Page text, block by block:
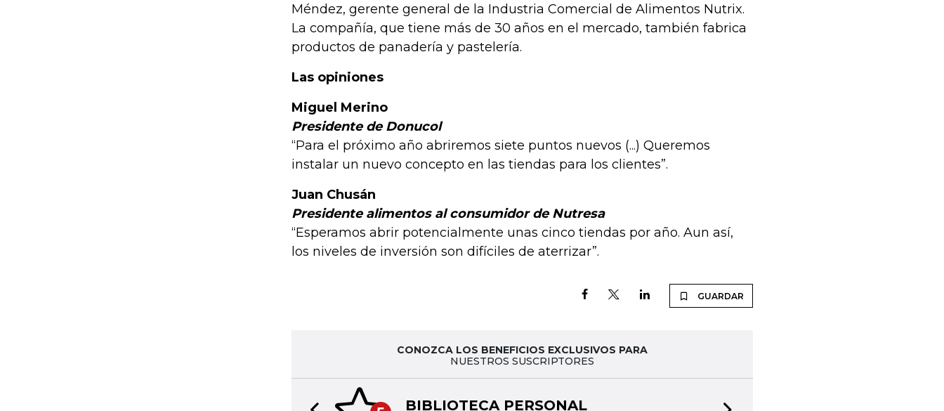
Méndez, gerente general de la Industria Comercial de Alimentos Nutrix.
La compañía, que tiene más de 30 años en el mercado, también fabrica
productos de panadería y pastelería.
Las opiniones
Miguel Merino
Presidente de Donucol
“Para el próximo año abriremos siete puntos nuevos (...) Queremos
instalar un nuevo concepto en las tiendas para los clientes”.
Juan Chusán
Presidente alimentos al consumidor de Nutresa
“Esperamos abrir potencialmente unas cinco tiendas por año. Aun así,
los niveles de inversión son difíciles de aterrizar”.
GUARDAR
CONOZCA LOS BENEFICIOS EXCLUSIVOS PARA
NUESTROS SUSCRIPTORES
BIBLIOTECA PERSONAL